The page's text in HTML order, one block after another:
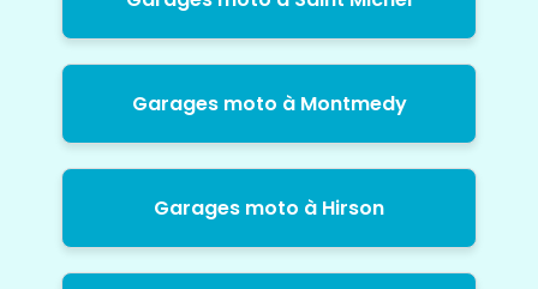
Garages moto à Montmedy
Garages moto à Hirson